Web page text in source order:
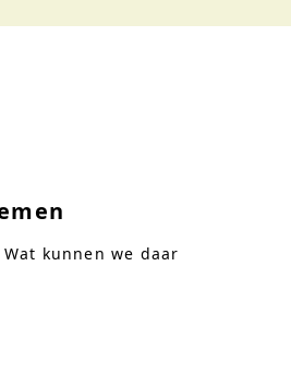
kunnen we daar